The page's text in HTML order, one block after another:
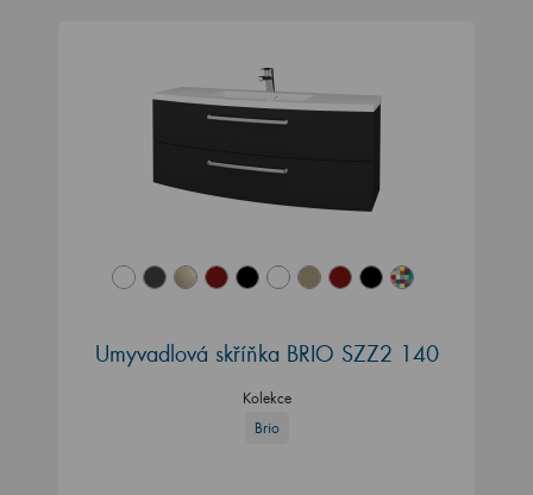
Umyvadlová skříňka BRIO SZZ2 140
Kolekce
Brio